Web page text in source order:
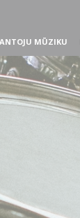
MŪZIKU